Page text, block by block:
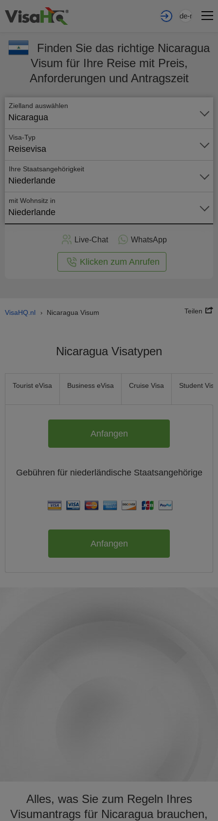
de-nl
Finden Sie das richtige Nicaragua
Visum für Ihre Reise mit Preis,
Anforderungen und Antragszeit
Zielland auswählen
Nicaragua
Visa-Typ
Reisevisa
Ihre Staatsangehörigkeit
Niederlande
mit Wohnsitz in
Niederlande
Live-Chat WhatsApp
Klicken zum Anrufen
VisaHQ.nl › Nicaragua Visum Teilen
Nicaragua Visatypen
Tourist eVisa Business eVisa Cruise Visa Student Visa
Anfangen
Gebühren für niederländische Staatsangehörige
Anfangen
Alles, was Sie zum Regeln Ihres
Visumantrags für Nicaragua brauchen,